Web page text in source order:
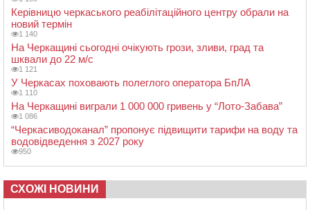
Керівницю черкаського реабілітаційного центру обрали на
новий термін
1 140
На Черкащині сьогодні очікують грози, зливи, град та
шквали до 22 м/с
1 121
У Черкасах поховають полеглого оператора БпЛА
1 110
На Черкащині виграли 1 000 000 гривень у “Лото-Забава”
1 086
“Черкасиводоканал” пропонує підвищити тарифи на воду та
водовідведення з 2027 року
950
СХОЖІ НОВИНИ